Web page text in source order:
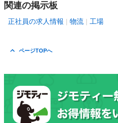
関連の掲示板
正社員の求人情報 物流 工場
ページTOPへ